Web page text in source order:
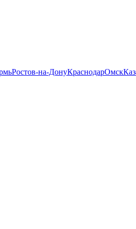
Ростов-на-ДонуКраснодарОмск